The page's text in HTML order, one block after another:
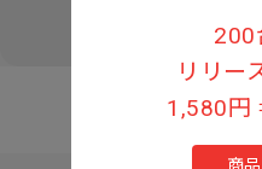
200
リリー
1,580